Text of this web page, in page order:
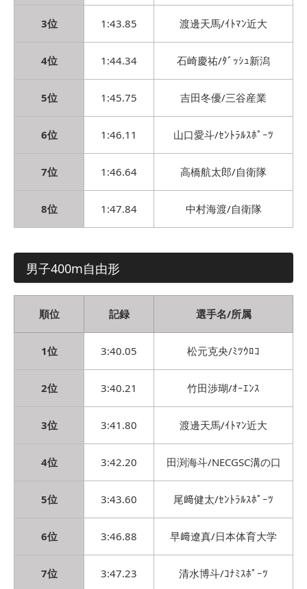
3位 1:43.85 渡邊天馬/ｲﾄﾏﾝ近大
4位 1:44.34 石崎慶祐/ﾀﾞｯｼｭ新潟
5位 1:45.75 吉田冬優/三谷産業
6位 1:46.11 山口愛斗/ｾﾝﾄﾗﾙｽﾎﾟｰﾂ
7位 1:46.64 高橋航太郎/自衛隊
8位 1:47.84 中村海渡/自衛隊
男子400m自由形
順位 記録 選手名/所属
1位 3:40.05 松元克央/ﾐﾂｳﾛｺ
2位 3:40.21 竹田渉瑚/ｵｰｴﾝｽ
3位 3:41.80 渡邊天馬/ｲﾄﾏﾝ近大
4位 3:42.20 田渕海斗/NECGSC溝の口
5位 3:43.60 尾﨑健太/ｾﾝﾄﾗﾙｽﾎﾟｰﾂ
6位 3:46.88 早﨑遼真/日本体育大学
7位 3:47.23 清水博斗/ｺﾅﾐｽﾎﾟｰﾂ